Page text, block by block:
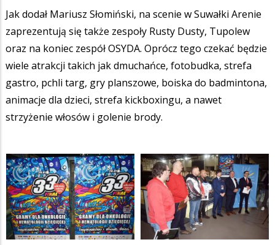
Jak dodał Mariusz Słomiński, na scenie w Suwałki Arenie
zaprezentują się także zespoły Rusty Dusty, Tupolew
oraz na koniec zespół OSYDA. Oprócz tego czekać będzie
wiele atrakcji takich jak dmuchańce, fotobudka, strefa
gastro, pchli targ, gry planszowe, boiska do badmintona,
animacje dla dzieci, strefa kickboxingu, a nawet
strzyżenie włosów i golenie brody.